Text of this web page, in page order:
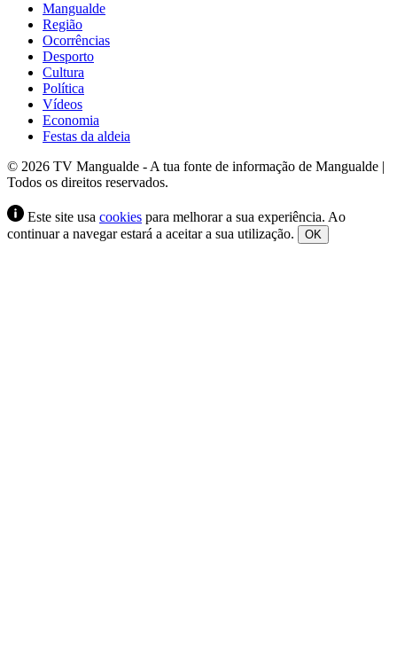
Mangualde
Região
Ocorrências
Desporto
Cultura
Política
Vídeos
Economia
Festas da aldeia
© 2026 TV Mangualde - A tua fonte de informação de Mangualde |
Todos os direitos reservados.
Este site usa cookies para melhorar a sua experiência. Ao
continuar a navegar estará a aceitar a sua utilização.
OK